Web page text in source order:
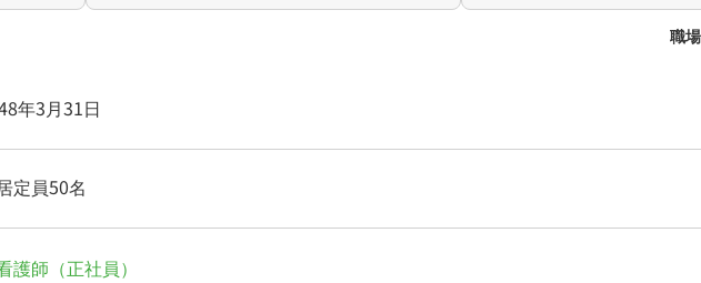
職
年3月31日
定員50名
護師（正社員）